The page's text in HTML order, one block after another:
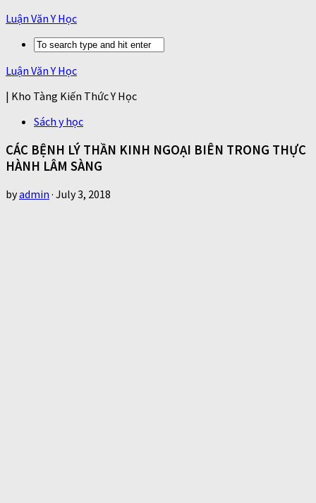
Luận Văn Y Học
Luận Văn Y Học
| Kho Tàng Kiến Thức Y Học
Sách y học
CÁC BỆNH LÝ THẦN KINH NGOẠI BIÊN TRONG THỰC
HÀNH LÂM SÀNG
byadmin · July 3, 2018